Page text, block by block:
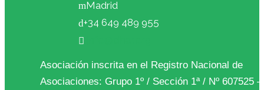
Madrid
+34 649 489 955
Asociación inscrita en el Registro Nacional de
Asociaciones: Grupo 1º / Sección 1ª / Nº 607525